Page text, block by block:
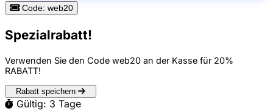
Code: web20
Spezialrabatt!
Verwenden Sie den Code web20 an der Kasse für 20%
RABATT!
Rabatt speichern
Gültig: 3 Tage